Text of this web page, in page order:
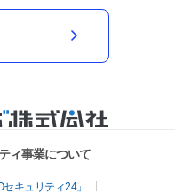
ィ事業について
キュリティ24」